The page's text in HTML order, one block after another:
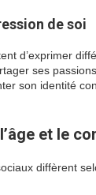
de soi
d’exprimer
ses
son identité
et le
diffèrent